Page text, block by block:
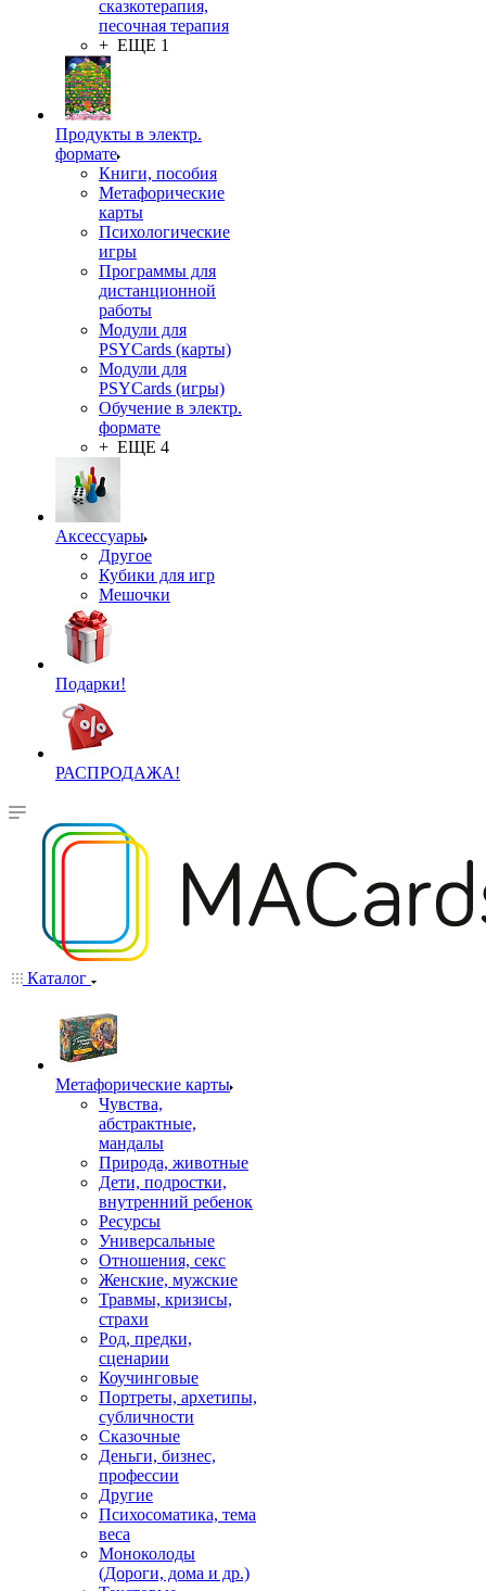
сказкотерапия,
песочная терапия
+ ЕЩЕ 1
Продукты в электр.
формате
Книги, пособия
Метафорические
карты
Психологические
игры
Программы для
дистанционной
работы
Модули для
PSYCards (карты)
Модули для
PSYCards (игры)
Обучение в электр.
формате
+ ЕЩЕ 4
Аксессуары
Другое
Кубики для игр
Мешочки
Подарки!
РАСПРОДАЖА!
Каталог
Mетафорические карты
Чувства,
абстрактные,
мандалы
Природа, животные
Дети, подростки,
внутренний ребенок
Ресурсы
Универсальные
Отношения, секс
Женские, мужские
Травмы, кризисы,
страхи
Род, предки,
сценарии
Коучинговые
Портреты, архетипы,
субличности
Сказочные
Деньги, бизнес,
профессии
Другие
Психосоматика, тема
веса
Моноколоды
(Дороги, дома и др.)